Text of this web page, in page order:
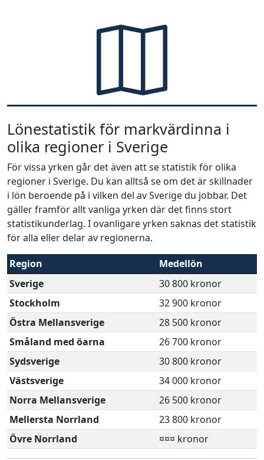
Lönestatistik för markvärdinna i
olika regioner i Sverige
För vissa yrken går det även att se statistik för olika
regioner i Sverige. Du kan alltså se om det är skillnader
i lön beroende på i vilken del av Sverige du jobbar. Det
gäller framför allt vanliga yrken där det finns stort
statistikunderlag. I ovanligare yrken saknas det statistik
för alla eller delar av regionerna.
Region
Medellön
Sverige
30 800 kronor
Stockholm
32 900 kronor
Östra Mellansverige
28 500 kronor
Småland med öarna
26 700 kronor
Sydsverige
30 800 kronor
Västsverige
34 000 kronor
Norra Mellansverige
26 500 kronor
Mellersta Norrland
23 800 kronor
Övre Norrland
¤¤¤ kronor